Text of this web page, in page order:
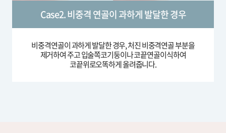
Case2. 비중격 연골이 과하게 발달한 경우
비중격연골이 과하게 발달한 경우, 처진 비중격연골 부분을
제거하여 주고 입술쪽코기둥이나 코끝연골이식하여
코끝위로오똑하게 올려줍니다.